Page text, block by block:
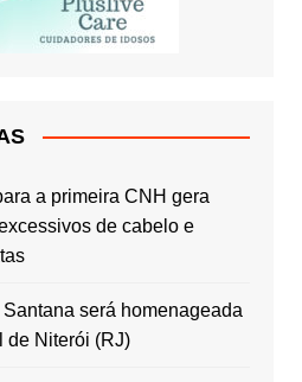
a primeira CNH gera
de cabelo e
será homenageada
de Niterói (RJ)